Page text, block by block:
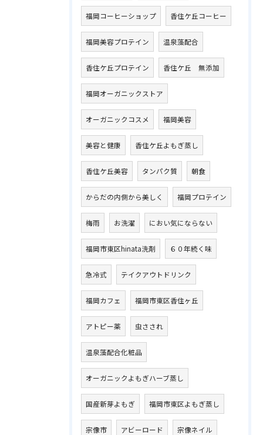
福岡コーヒーショップ 香住ケ丘コーヒー
福岡美容プロテイン 温泉藻配合
香住ケ丘プロテイン 香住ケ丘 無添加
福岡オーガニックストア
オーガニックコスメ 福岡美容
美容と健康 香住ケ丘よもぎ蒸し
香住ケ丘美容 タンパク質 朝食
からだの内側から美しく 福岡プロテイン
梅雨 お洗濯 におい気にならない
福岡市東区hinata洗剤 ６０年続く味
急冷式 テイクアウトドリンク
福岡カフェ 福岡市東区香住ヶ丘
アトピー薬 虫さされ
温泉藻配合化粧品
オーガニックよもぎハーブ蒸し
国産新芽よもぎ 福岡市東区よもぎ蒸し
宗像市 アビーロード 宗像ネイル